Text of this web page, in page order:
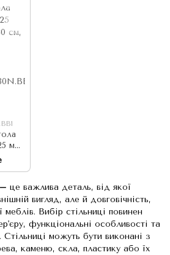
мм,
це важлива деталь, від якої
вигляд, але й довговічність,
меблів. Вибір стільниці повинен
функціональні особливості та
Стільниці можуть бути виконані з
каменю, скла, пластику або їх